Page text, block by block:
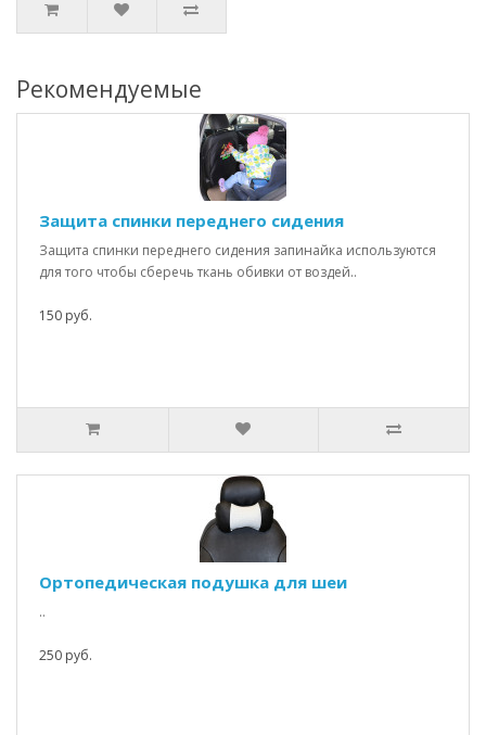
Рекомендуемые
Защита спинки переднего сидения
Защита спинки переднего сидения запинайка используются
для того чтобы сберечь ткань обивки от воздей..
150 руб.
Ортопедическая подушка для шеи
..
250 руб.